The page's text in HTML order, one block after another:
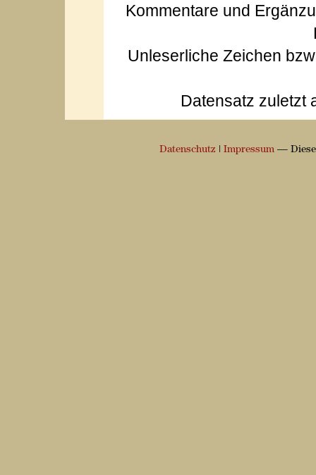
Kommentare und
Unleserliche Zeichen
Datensatz zuletzt
Datenschutz Impressum— Diese